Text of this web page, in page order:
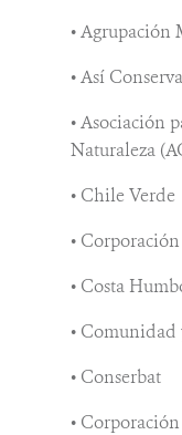
• Agrupación
• Así
• Asociación
Naturaleza
• Chile Verde
•
• Costa
•
• Conserbat
•